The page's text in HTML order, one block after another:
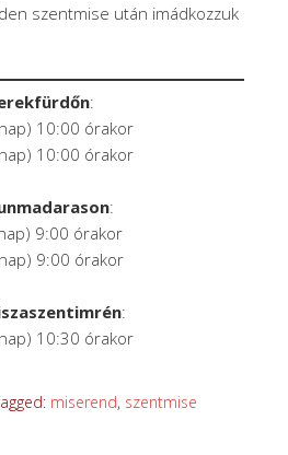
szentmise után imádkozzuk
:
10:00 órakor
10:00 órakor
:
9:00 órakor
9:00 órakor
:
10:30 órakor
miserend, szentmise